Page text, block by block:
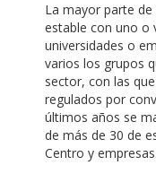
La mayor parte
estable con uno o
universidades o
varios los grupos
sector, con las
regulados por
últimos años se
de más de 30 de
Centro y empresas.